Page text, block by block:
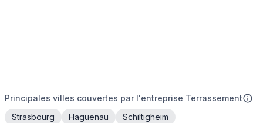
Principales villes couvertes par l'entreprise Terrassement
Strasbourg
Haguenau Schiltigheim